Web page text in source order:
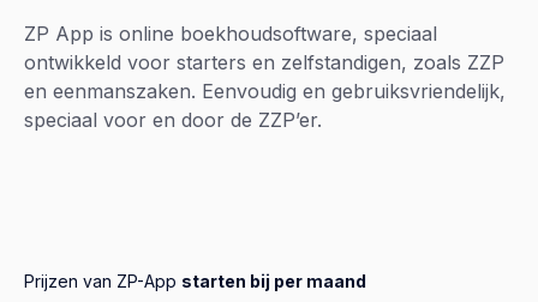
ZP App is online boekhoudsoftware, speciaal
ontwikkeld voor starters en zelfstandigen, zoals ZZP
en eenmanszaken. Eenvoudig en gebruiksvriendelijk,
speciaal voor en door de ZZP’er.
Prijzen van ZP-App starten bij per maand